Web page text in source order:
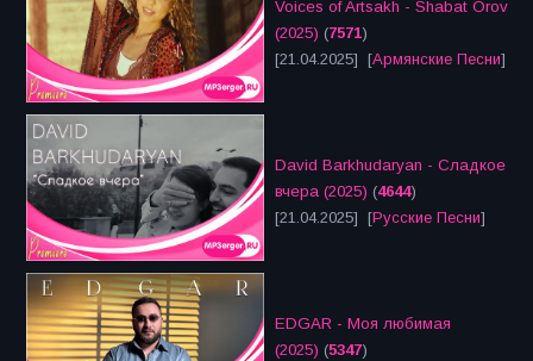
Voices of Artsakh - Shabat Orov
(2025) (7571)
[21.04.2025] [Армянские Песни]
David Barkhudaryan - Сладкое
вчера (2025) (4644)
[21.04.2025] [Русские Песни]
EDGAR - Моя любимая
(2025) (5347)